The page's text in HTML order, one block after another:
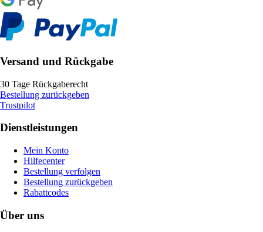
Versand und Rückgabe
30 Tage Rückgaberecht
Bestellung zurückgeben
Trustpilot
Dienstleistungen
Mein Konto
Hilfecenter
Bestellung verfolgen
Bestellung zurückgeben
Rabattcodes
Über uns